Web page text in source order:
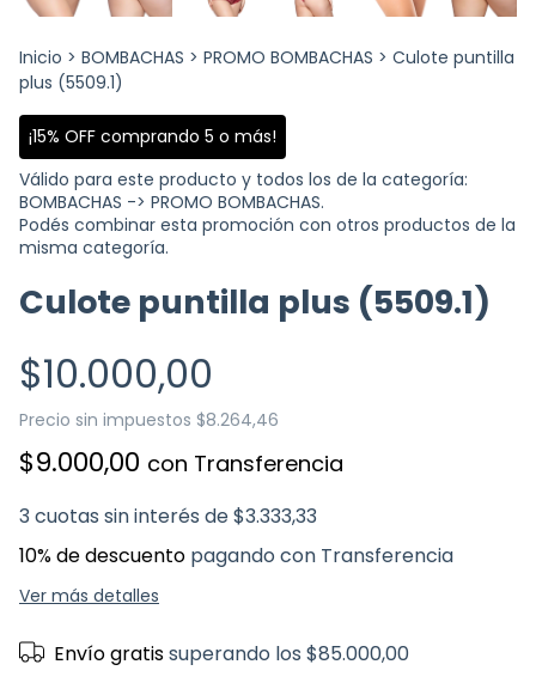
Inicio > BOMBACHAS > PROMO BOMBACHAS > Culote puntilla
plus (5509.1)
¡15% OFF comprando 5 o más!
Válido para este producto y todos los de la categoría:
BOMBACHAS -> PROMO BOMBACHAS.
Podés combinar esta promoción con otros productos de la
misma categoría.
Culote puntilla plus (5509.1)
$10.000,00
Precio sin impuestos $8.264,46
$9.000,00 con Transferencia
3 cuotas sin interés de$3.333,33
10% de descuento pagando con Transferencia
Ver más detalles
Envío gratissuperando los$85.000,00